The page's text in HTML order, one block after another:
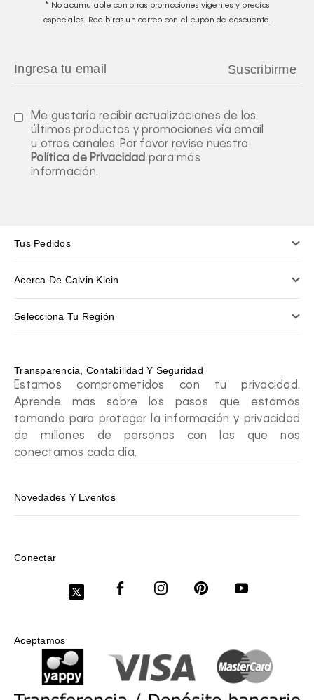
* No acumulable con otras promociones vigentes y precios
especiales. Recibirás un correo con el cupón de descuento.
Me gustaría recibir actualizaciones de los
últimos productos y promociones vía email
u otros canales. Por favor revise nuestra
Política de Privacidad para más
información.
Tus Pedidos
Acerca De Calvin Klein
Selecciona Tu Región
Transparencia, Contabilidad Y Seguridad
Estamos comprometidos con tu privacidad.
Aprende mas sobre los pasos que estamos
tomando para proteger la información y privacidad
de millones de personas con las que nos
conectamos cada día.
Novedades Y Eventos
Conectar
Aceptamos